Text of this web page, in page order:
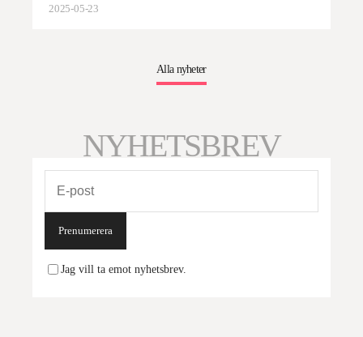
2025-05-23
Alla nyheter
NYHETSBREV
Prenumerera
Jag vill ta emot nyhetsbrev.